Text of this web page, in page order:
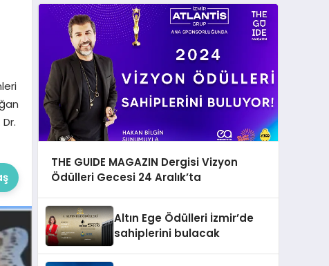
THE GUIDE MAGAZIN Dergisi Vizyon
Ödülleri Gecesi 24 Aralık’ta
Altın Ege Ödülleri İzmir’de
sahiplerini bulacak